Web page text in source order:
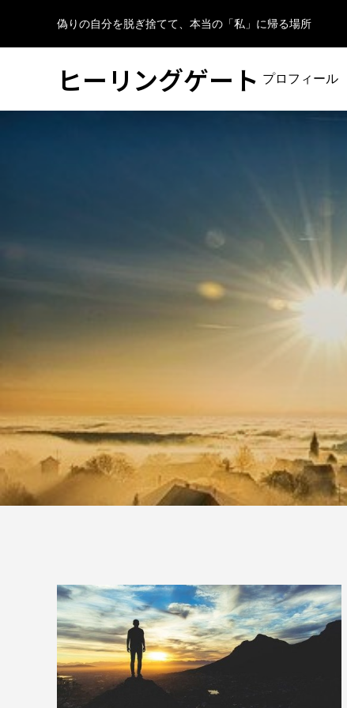
偽りの自分を脱ぎ捨てて、本当の「私」に帰る場所
ヒーリングゲート プロフィール